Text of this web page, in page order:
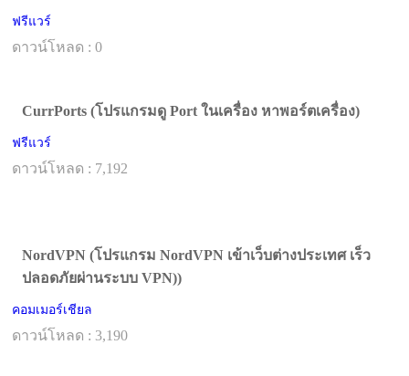
ฟรีแวร์
ดาวน์โหลด : 0
CurrPorts (โปรแกรมดู Port ในเครื่อง หาพอร์ตเครื่อง)
ฟรีแวร์
ดาวน์โหลด : 7,192
NordVPN (โปรแกรม NordVPN เข้าเว็บต่างประเทศ เร็ว
ปลอดภัยผ่านระบบ VPN))
คอมเมอร์เชียล
ดาวน์โหลด : 3,190